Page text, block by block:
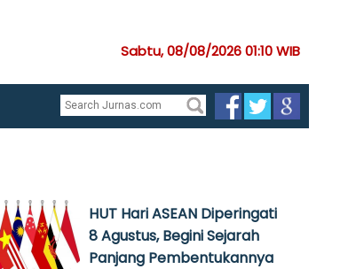
Sabtu, 08/08/2026 01:10 WIB
HUT Hari ASEAN Diperingati
8 Agustus, Begini Sejarah
Panjang Pembentukannya